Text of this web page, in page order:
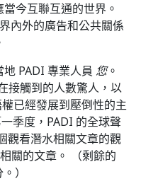
今互聯互通的世界。
內外的廣告和公共關係
PADI 專業人員 您。
接觸到的人數驚人，以
已經發展到壓倒性的主
季度，PADI 的全球聲
觀看潛水相關文章的觀
關的文章。 （剩餘的
）